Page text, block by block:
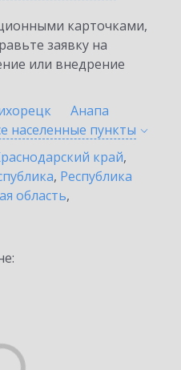
карточками,
заявку на
или внедрение
Анапа
населенные пункты
край,
, Республика
область,